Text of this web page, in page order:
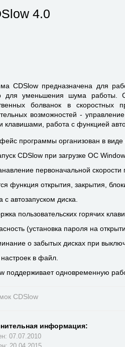
4.0
CDSlow предназначена для
для уменьшения шума работы.
болванок в
возможностей -
клавишами, работа с функцией
программы организован в виде
CDSlow при загрузке ОС
первоначальной
функция открытия, закрытия,
с автозапуском диска.
пользовательских горячих
(установка пароля на
о забытых дисках при
в файл.
поддерживает одновременную
информация:
07.07.2010